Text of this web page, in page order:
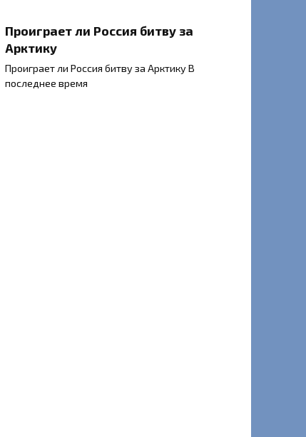
Проиграет ли Россия битву за
Арктику
Проиграет ли Россия битву за Арктику В
последнее время